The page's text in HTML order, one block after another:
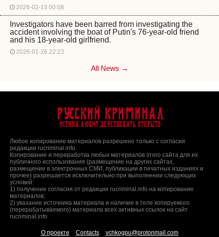
2026-02-13 00:08
Investigators have been barred from investigating the
accident involving the boat of Putin's 76-year-old friend
and his 18-year-old girlfriend.
2026-01-26 22:23
All News →
Русский Криминал
Истина любит действовать открыто
Любое копирование материалов разрешено только с согласия
редакции rucriminal.info.
Копирование и переработка любых материалов этого сайта для их
публичного использования (размещение на других сайтах,
размещение в электронных СМИ, публикации в печатных изданиях и
прочее) разрешается исключительно при выполнении следующих
условий:
1) получение согласия от редакции rucriminal.info на копирование
материалов;
2) указание источника материала и наличие в теле копируемого
(перерабатываемого) материала всех активных ссылок на сайт
rucriminal.info
О проекте Contacts vchkogpu@protonmail.com